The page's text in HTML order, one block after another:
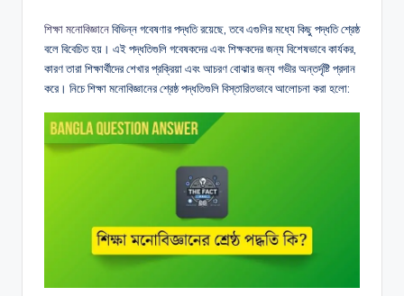
শিক্ষা মনোবিজ্ঞানেবিভিন্ন গবেষণার পদ্ধতি রয়েছে, তবে এগুলির মধ্যে কিছু পদ্ধতি শ্রেষ্ঠ
বলে বিবেচিত হয়। এই পদ্ধতিগুলি গবেষকদের এবং শিক্ষকদের জন্য বিশেষভাবে কার্যকর,
কারণ তারা শিক্ষার্থীদের শেখার প্রক্রিয়া এবং আচরণ বোঝার জন্য গভীর অন্তর্দৃষ্টি প্রদান
করে। নিচে শিক্ষা মনোবিজ্ঞানের শ্রেষ্ঠ পদ্ধতিগুলি বিস্তারিতভাবে আলোচনা করা হলো: